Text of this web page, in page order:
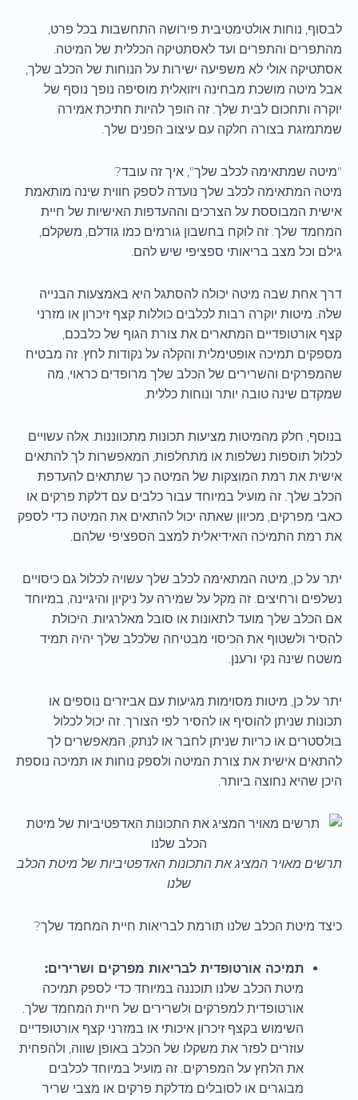
לבסוף, נוחות אולטימטיבית פירושה התחשבות בכל פרט,
מהתפרים והתפרים ועד לאסתטיקה הכללית של המיטה.
אסתטיקה אולי לא משפיעה ישירות על הנוחות של הכלב שלך,
אבל מיטה מושכת מבחינה ויזואלית מוסיפה נופך נוסף של
יוקרה ותחכום לבית שלך. זה הופך להיות חתיכת אמירה
שמתמזגת בצורה חלקה עם עיצוב הפנים שלך.
"מיטה שמתאימה לכלב שלך", איך זה עובד?
מיטה המתאימה לכלב שלך נועדה לספק חווית שינה מותאמת
אישית המבוססת על הצרכים וההעדפות האישיות של חיית
המחמד שלך. זה לוקח בחשבון גורמים כמו גודלם, משקלם,
גילם וכל מצב בריאותי ספציפי שיש להם.
דרך אחת שבה מיטה יכולה להסתגל היא באמצעות הבנייה
שלה. מיטות יוקרה רבות לכלבים כוללות קצף זיכרון או מזרני
קצף אורטופדיים המתארים את צורת הגוף של כלבכם,
מספקים תמיכה אופטימלית והקלה על נקודות לחץ. זה מבטיח
שהמפרקים והשרירים של הכלב שלך מרופדים כראוי, מה
שמקדם שינה טובה יותר ונוחות כללית.
בנוסף, חלק מהמיטות מציעות תכונות מתכווננות. אלה עשויים
לכלול תוספות נשלפות או מתחלפות, המאפשרות לך להתאים
אישית את רמת המוצקות של המיטה כך שתתאים להעדפת
הכלב שלך. זה מועיל במיוחד עבור כלבים עם דלקת פרקים או
כאבי מפרקים, מכיוון שאתה יכול להתאים את המיטה כדי לספק
את רמת התמיכה האידיאלית למצב הספציפי שלהם.
יתר על כן, מיטה המתאימה לכלב שלך עשויה לכלול גם כיסויים
נשלפים ורחיצים. זה מקל על שמירה על ניקיון והיגיינה, במיוחד
אם הכלב שלך מועד לתאונות או סובל מאלרגיות. היכולת
להסיר ולשטוף את הכיסוי מבטיחה שלכלב שלך יהיה תמיד
משטח שינה נקי ורענן.
יתר על כן, מיטות מסוימות מגיעות עם אביזרים נוספים או
תכונות שניתן להוסיף או להסיר לפי הצורך. זה יכול לכלול
בולסטרים או כריות שניתן לחבר או לנתק, המאפשרים לך
להתאים אישית את צורת המיטה ולספק נוחות או תמיכה נוספת
היכן שהיא נחוצה ביותר.
תרשים מאויר המציג את התכונות האדפטיביות של מיטת הכלב
שלנו
כיצד מיטת הכלב שלנו תורמת לבריאות חיית המחמד שלך?
תמיכה אורטופדית לבריאות מפרקים ושרירים:
מיטת הכלב שלנו תוכננה במיוחד כדי לספק תמיכה
אורטופדית למפרקים ולשרירים של חיית המחמד שלך.
השימוש בקצף זיכרון איכותי או במזרני קצף אורטופדיים
עוזרים לפזר את משקלו של הכלב באופן שווה, ולהפחית
את הלחץ על המפרקים. זה מועיל במיוחד לכלבים
מבוגרים או לסובלים מדלקת פרקים או מצבי שריר